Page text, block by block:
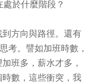
於什麼階段？
方向與路徑。還有
考。譬如加班時數，
班多，薪水才多，
數，這些衝突，我